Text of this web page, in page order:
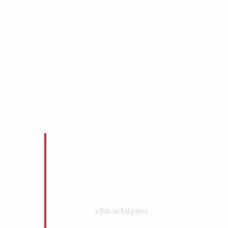
vlbk.se/biljetter